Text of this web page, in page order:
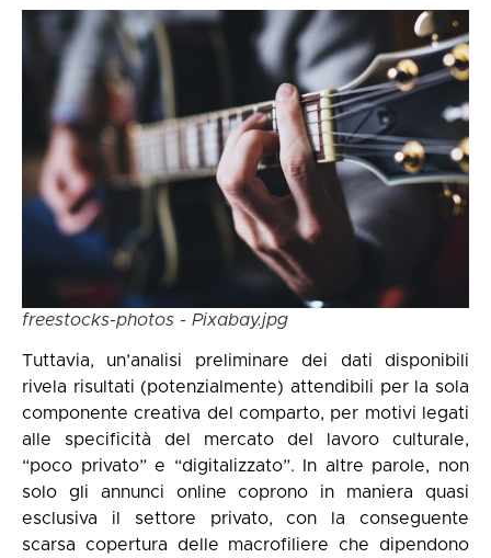
freestocks-photos - Pixabay.jpg
Tuttavia, un’analisi preliminare dei dati disponibili
rivela risultati (potenzialmente) attendibili per la sola
componente creativa del comparto, per motivi legati
alle specificità del mercato del lavoro culturale,
“poco privato” e “digitalizzato”. In altre parole, non
solo gli annunci online coprono in maniera quasi
esclusiva il settore privato, con la conseguente
scarsa copertura delle macrofiliere che dipendono